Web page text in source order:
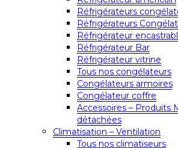
Réfrigérateurs
Réfrigérateurs
Réfrigérateur
Réfrigérateur Bar
Réfrigérateur vitrine
Tous nos congélateurs
Congélateurs armoires
Congélateur coffre
Accessoires – Produits
détachées
Climatisation – Ventilation
Tous nos climatiseurs